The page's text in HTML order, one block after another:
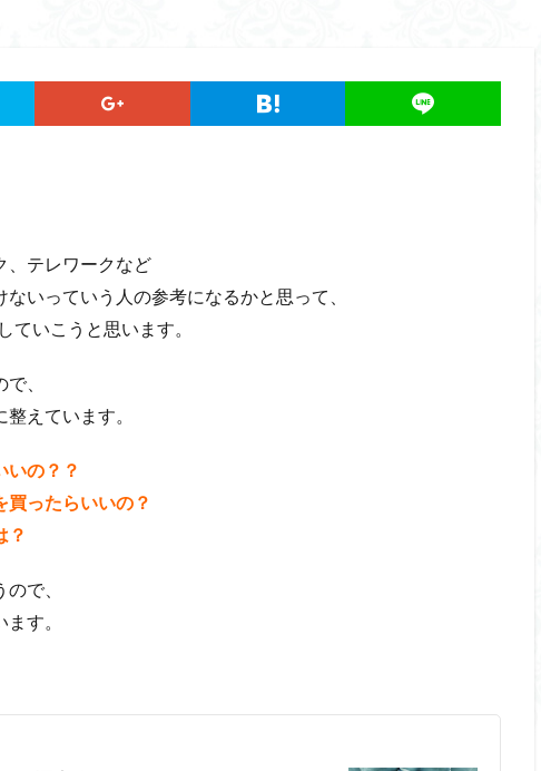
、テレワークなど
いっていう人の参考になるかと思って、
ていこうと思います。
、
えています。
いの？？
買ったらいいの？
？
で、
す。